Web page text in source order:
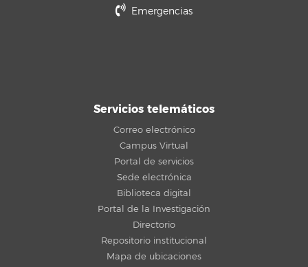
Emergencias
Servicios telemáticos
Correo electrónico
Campus Virtual
Portal de servicios
Sede electrónica
Biblioteca digital
Portal de la Investigación
Directorio
Repositorio institucional
Mapa de ubicaciones